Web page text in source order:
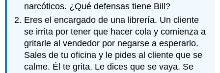
narcóticos. ¿Qué defensas tiene Bill?
Eres el encargado de una librería. Un cliente
se irrita por tener que hacer cola y comienza a
gritarle al vendedor por negarse a esperarlo.
Sales de tu oficina y le pides al cliente que se
calme. Él te grita. Le dices que se vaya. Se